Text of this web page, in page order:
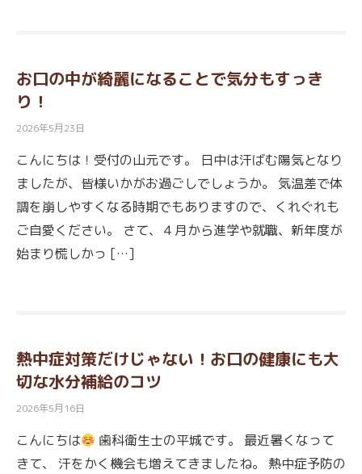
お口の中が綺麗になることで気分もすっき
り！
2026年5月23日
こんにちは！受付の山元です。 日中は汗ばむ陽気となり
ましたが、皆様いかがお過ごしでしょうか。 気温差で体
調を崩しやすくなる時期でもありますので、くれぐれも
ご自愛ください。 さて、４月から進学や就職、新年度が
始まり慌しかっ […]
熱中症対策だけじゃない！お口の健康にも大
切な水分補給のコツ
2026年5月16日
こんにちは
歯科衛生士の平城です。 最近暑くなって
きて、 汗をかく機会も増えてきましたね。 熱中症予防の